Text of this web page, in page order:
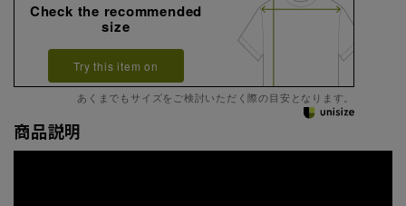
Check the recommended
size
Try this item on
あくまでもサイズをご検討いただく際の目安となります。
商品説明